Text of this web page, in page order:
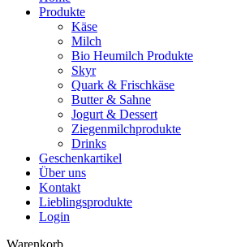
Produkte
Käse
Milch
Bio Heumilch Produkte
Skyr
Quark & Frischkäse
Butter & Sahne
Jogurt & Dessert
Ziegenmilchprodukte
Drinks
Geschenkartikel
Über uns
Kontakt
Lieblingsprodukte
Login
Warenkorb